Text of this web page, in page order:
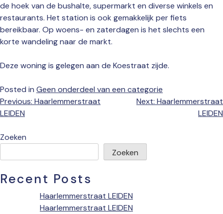
de hoek van de bushalte, supermarkt en diverse winkels en
restaurants. Het station is ook gemakkelijk per fiets
bereikbaar. Op woens- en zaterdagen is het slechts een
korte wandeling naar de markt.
Deze woning is gelegen aan de Koestraat zijde.
Posted in Geen onderdeel van een categorie
Bericht
navigatie
Previous: Haarlemmerstraat
LEIDEN
Next: Haarlemmerstraat
LEIDEN
Zoeken
Zoeken
Recent Posts
Haarlemmerstraat LEIDEN
Haarlemmerstraat LEIDEN